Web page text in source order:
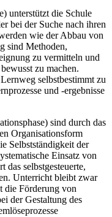
unterstützt die Schule
bei der Suche nach ihren
wie der Abbau von
sind Methoden,
zu vermitteln und
zu machen.
selbstbestimmt zu
und -ergebnisse
sind durch das
Organisationsform
Selbstständigkeit der
Einsatz von
selbstgesteuerte,
Unterricht bleibt zwar
die Förderung von
der Gestaltung des